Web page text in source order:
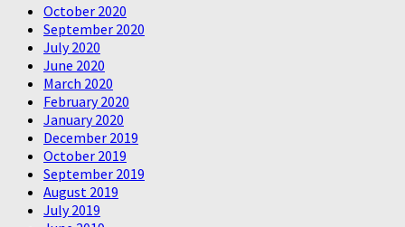
October 2020
September 2020
July 2020
June 2020
March 2020
February 2020
January 2020
December 2019
October 2019
September 2019
August 2019
July 2019